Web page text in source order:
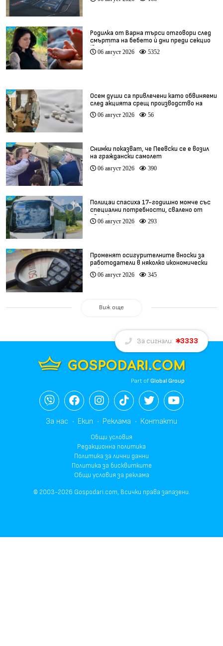
Родилка от Варна търси отговори след
смъртта на бебето ѝ дни преди секцио
(видео)
06 август 2026 5352
Осем души са привлечени като обвиняеми
след акцията срещ производство на
фентанил
06 август 2026 56
Снимки показват, че Пеевски се е возил
на граждански самолет
06 август 2026 390
Полицаи спасиха 17-годишно момче със
специални потребности, свалено от
автобус
06 август 2026 293
Променят осигурителните вноски за
работодатели в няколко икономически
дейности
06 август 2026 345
Виж още
За сигнали: 3333
Part ofGlobal Group
За нас Екип Реклама Контакти
Общи условия
Редакционна политика
Политика за лични данни
Политика за бисквитките
Общи условия за реклама
© 2003-2026 Gospodari.com, Всички права запазени.